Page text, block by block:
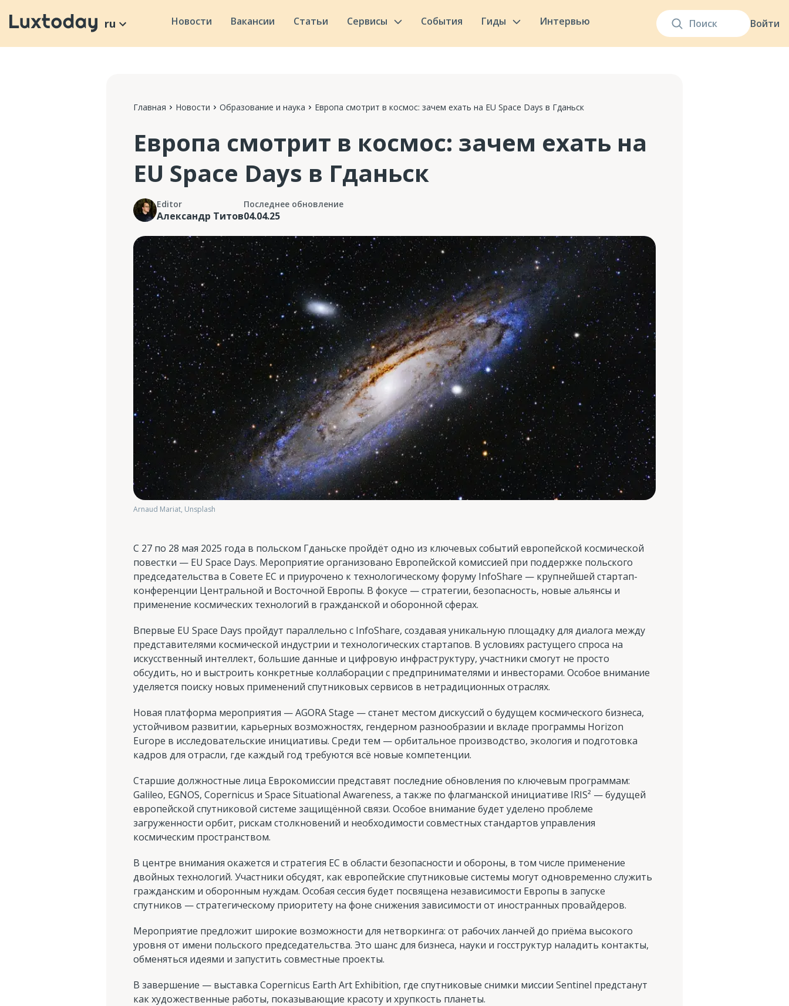
Войти
ru Новости Вакансии Статьи Сервисы События Гиды Интервью
Главная Новости Образование и наука Европа смотрит в космос: зачем ехать на EU Space Days в Гданьск
Европа смотрит в космос: зачем ехать на
EU Space Days в Гданьск
Editor
Александр Титов
Последнее обновление
04.04.25
Arnaud Mariat, Unsplash
С 27 по 28 мая 2025 года в польском Гданьске пройдёт одно из ключевых событий европейской космической
повестки — EU Space Days. Мероприятие организовано Европейской комиссией при поддержке польского
председательства в Совете ЕС и приурочено к технологическому форуму InfoShare — крупнейшей стартап-
конференции Центральной и Восточной Европы. В фокусе — стратегии, безопасность, новые альянсы и
применение космических технологий в гражданской и оборонной сферах.
Впервые EU Space Days пройдут параллельно с InfoShare, создавая уникальную площадку для диалога между
представителями космической индустрии и технологических стартапов. В условиях растущего спроса на
искусственный интеллект, большие данные и цифровую инфраструктуру, участники смогут не просто
обсудить, но и выстроить конкретные коллаборации с предпринимателями и инвесторами. Особое внимание
уделяется поиску новых применений спутниковых сервисов в нетрадиционных отраслях.
Новая платформа мероприятия — AGORA Stage — станет местом дискуссий о будущем космического бизнеса,
устойчивом развитии, карьерных возможностях, гендерном разнообразии и вкладе программы Horizon
Europe в исследовательские инициативы. Среди тем — орбитальное производство, экология и подготовка
кадров для отрасли, где каждый год требуются всё новые компетенции.
Старшие должностные лица Еврокомиссии представят последние обновления по ключевым программам:
Galileo, EGNOS, Copernicus и Space Situational Awareness, а также по флагманской инициативе IRIS² — будущей
европейской спутниковой системе защищённой связи. Особое внимание будет уделено проблеме
загруженности орбит, рискам столкновений и необходимости совместных стандартов управления
космическим пространством.
В центре внимания окажется и стратегия ЕС в области безопасности и обороны, в том числе применение
двойных технологий. Участники обсудят, как европейские спутниковые системы могут одновременно служить
гражданским и оборонным нуждам. Особая сессия будет посвящена независимости Европы в запуске
спутников — стратегическому приоритету на фоне снижения зависимости от иностранных провайдеров.
Мероприятие предложит широкие возможности для нетворкинга: от рабочих ланчей до приёма высокого
уровня от имени польского председательства. Это шанс для бизнеса, науки и госструктур наладить контакты,
обменяться идеями и запустить совместные проекты.
В завершение — выставка Copernicus Earth Art Exhibition, где спутниковые снимки миссии Sentinel предстанут
как художественные работы, показывающие красоту и хрупкость планеты.